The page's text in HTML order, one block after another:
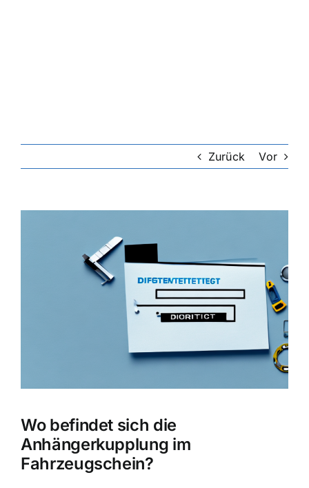
Zurück Vor
Wo befindet sich die
Anhängerkupplung im
Fahrzeugschein?